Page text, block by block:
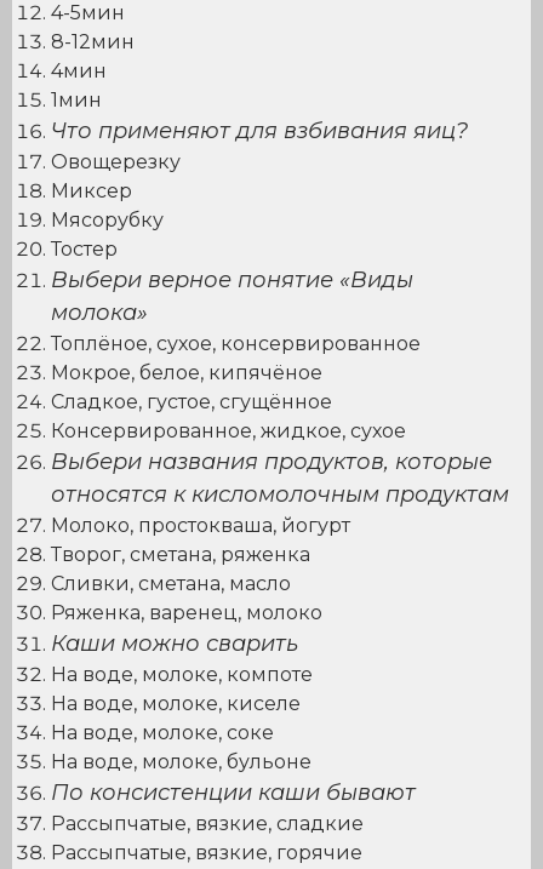
4-5мин
8-12мин
4мин
1мин
Что применяют для взбивания яиц?
Овощерезку
Миксер
Мясорубку
Тостер
Выбери верное понятие «Виды
молока»
Топлёное, сухое, консервированное
Мокрое, белое, кипячёное
Сладкое, густое, сгущённое
Консервированное, жидкое, сухое
Выбери названия продуктов, которые
относятся к кисломолочным продуктам
Молоко, простокваша, йогурт
Творог, сметана, ряженка
Сливки, сметана, масло
Ряженка, варенец, молоко
Каши можно сварить
На воде, молоке, компоте
На воде, молоке, киселе
На воде, молоке, соке
На воде, молоке, бульоне
По консистенции каши бывают
Рассыпчатые, вязкие, сладкие
Рассыпчатые, вязкие, горячие